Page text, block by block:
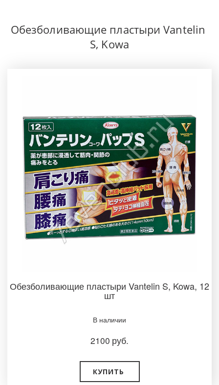
­Обезболивающие пластыри Vantelin
S, Kowa
Обезболивающие пластыри Vantelin S, Kowa, 12
шт­
В наличии­
2100 руб.
КУПИТЬ